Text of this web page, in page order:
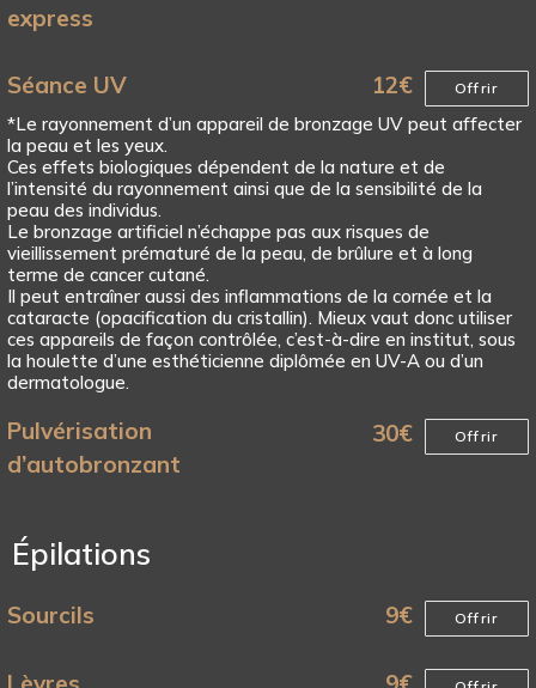
express
Séance UV 12€ Offrir
*Le rayonnement d’un appareil de bronzage UV peut affecter
la peau et les yeux.
Ces effets biologiques dépendent de la nature et de
l’intensité du rayonnement ainsi que de la sensibilité de la
peau des individus.
Le bronzage artificiel n’échappe pas aux risques de
vieillissement prématuré de la peau, de brûlure et à long
terme de cancer cutané.
Il peut entraîner aussi des inflammations de la cornée et la
cataracte (opacification du cristallin). Mieux vaut donc utiliser
ces appareils de façon contrôlée, c’est-à-dire en institut, sous
la houlette d’une esthéticienne diplômée en UV-A ou d’un
dermatologue.
Pulvérisation
d’autobronzant
30€ Offrir
Épilations
Sourcils 9€ Offrir